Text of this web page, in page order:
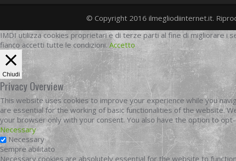
© Copyright 2016 ilmegliodiinternet.it.
IMDI utilizza cookies proprietari e di terze parti al fine di migliorare i
fianco accetti tutte le condizioni. Accetto
Chiudi
Privacy Overview
This website uses cookies to improve your experience while you
are essential for the working of basic functionalities of the website.
your browser only with your consent. You also have the option to
Necessary
Necessary
Sempre abilitato
Necessary cookies are absolutely essential for the website to